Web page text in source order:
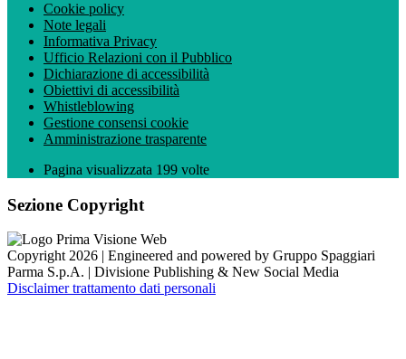
Cookie policy
Note legali
Informativa Privacy
Ufficio Relazioni con il Pubblico
Dichiarazione di accessibilità
Obiettivi di accessibilità
Whistleblowing
Gestione consensi cookie
Amministrazione trasparente
Pagina visualizzata 199 volte
Sezione Copyright
Copyright 2026 | Engineered and powered by Gruppo Spaggiari
Parma S.p.A. | Divisione Publishing & New Social Media
Disclaimer trattamento dati personali